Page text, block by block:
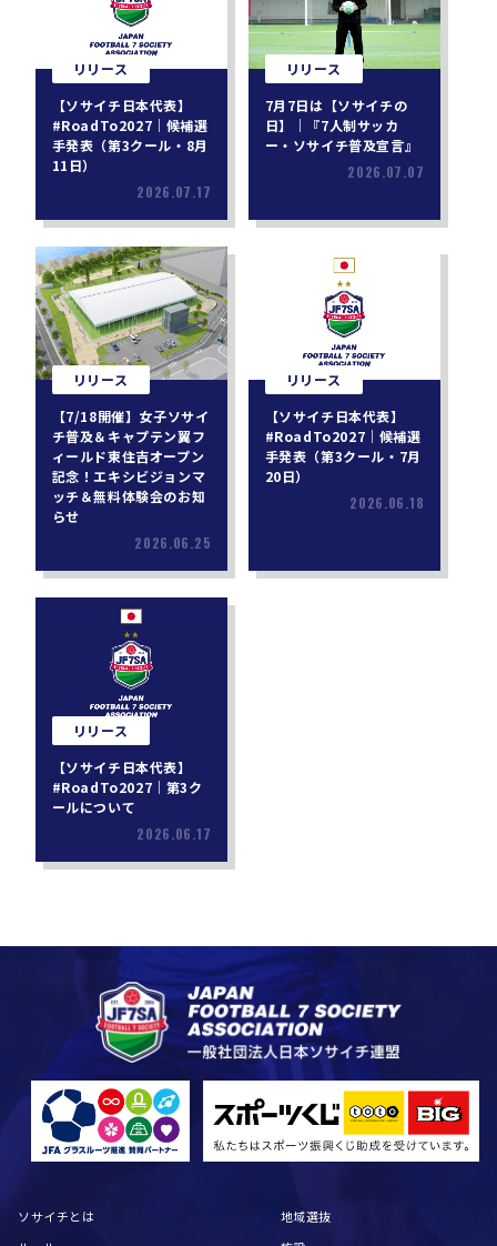
リリース
【ソサイチ日本代表】
#RoadTo2027｜候補選
手発表（第3クール・8月
11日）
2026.07.17
リリース
7月7日は【ソサイチの
日】｜『7人制サッカ
ー・ソサイチ普及宣言』
2026.07.07
リリース
【7/18開催】女子ソサイ
チ普及＆キャプテン翼フ
ィールド東住吉オープン
記念！エキシビジョンマ
ッチ＆無料体験会のお知
らせ
2026.06.25
リリース
【ソサイチ日本代表】
#RoadTo2027｜候補選
手発表（第3クール・7月
20日）
2026.06.18
リリース
【ソサイチ日本代表】
#RoadTo2027｜第3ク
ールについて
2026.06.17
ソサイチとは
地域選抜